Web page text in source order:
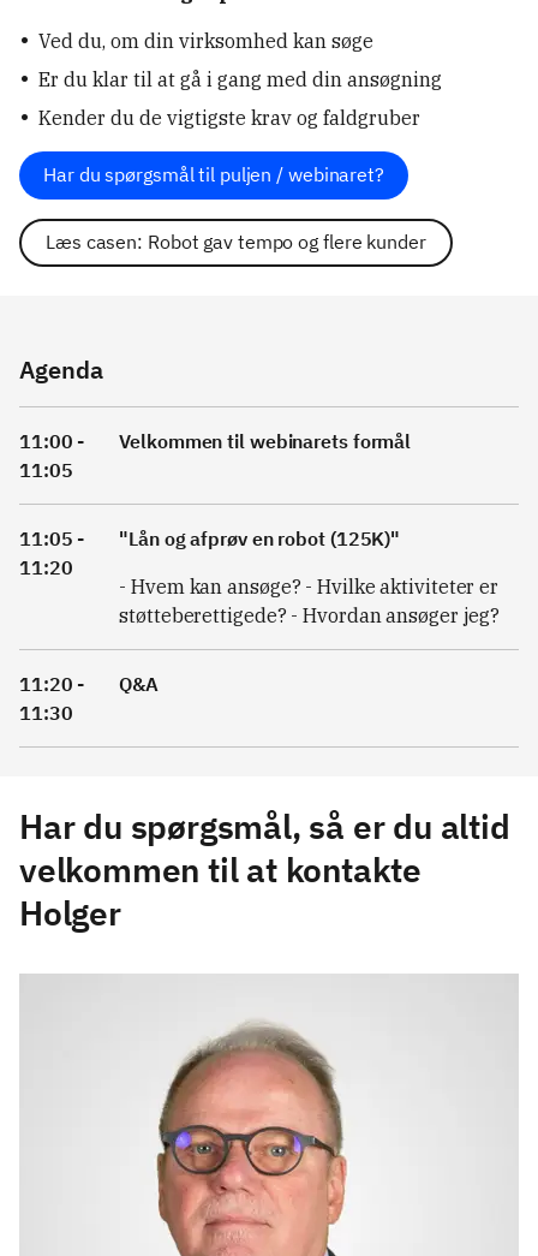
Ved du, om din virksomhed kan søge
Er du klar til at gå i gang med din ansøgning
Kender du de vigtigste krav og faldgruber
Har du spørgsmål til puljen / webinaret?
Læs casen: Robot gav tempo og flere kunder
Agenda
11:00 -
11:05
Velkommen til webinarets formål
11:05 -
11:20
"Lån og afprøv en robot (125K)"
- Hvem kan ansøge? - Hvilke aktiviteter er
støtteberettigede? - Hvordan ansøger jeg?
11:20 -
11:30
Q&A
Har du spørgsmål, så er du altid
velkommen til at kontakte
Holger